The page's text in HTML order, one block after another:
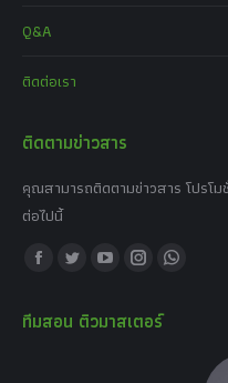
Q&A
ติดต่อเรา
ติดตามข่าวสาร
คุณสามารถติดตามข่าวสาร โปรโ
ต่อไปนี้
Find us on:
Facebook
opens
Twitter
opens
YouTube
opens
Instagram
opens
Whatsapp
ทีมสอน ติวมาสเตอร์